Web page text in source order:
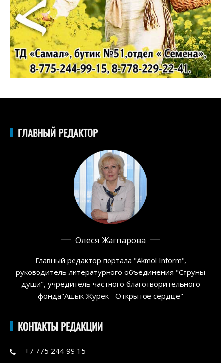
ГЛАВНЫЙ РЕДАКТОР
Олеся Жагпарова
Главный редактор портала "Akmol Inform",
руководитель литературного объединения "Струны
души", учредитель частного благотворительного
фонда"Ашык Журек - Открытое сердце"
КОНТАКТЫ РЕДАКЦИИ
+7 775 244 99 15